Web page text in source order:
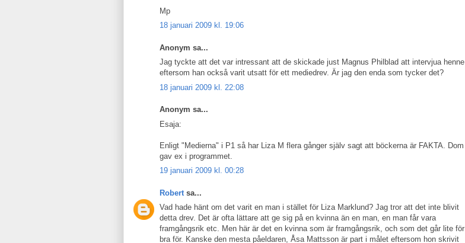
Mp
18 januari 2009 kl. 19:06
Anonym sa...
Jag tyckte att det var intressant att de skickade just Magnus Philblad att intervjua henne
eftersom han också varit utsatt för ett mediedrev. Är jag den enda som tycker det?
18 januari 2009 kl. 22:08
Anonym sa...
Esaja:
Enligt "Medierna" i P1 så har Liza M flera gånger själv sagt att böckerna är FAKTA. Dom
gav ex i programmet.
19 januari 2009 kl. 00:28
Robert sa...
Vad hade hänt om det varit en man i stället för Liza Marklund? Jag tror att det inte blivit
detta drev. Det är ofta lättare att ge sig på en kvinna än en man, en man får vara
framgångsrik etc. Men här är det en kvinna som är framgångsrik, och som det går lite för
bra för. Kanske den mesta påeldaren, Åsa Mattsson är part i målet eftersom hon skrivit